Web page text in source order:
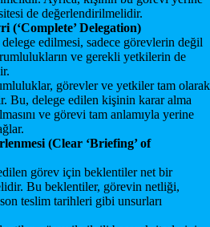
de değerlendirilmelidir.
(‘Complete’ Delegation)
edilmesi, sadece görevlerin değil
ve gerekli yetkilerin de
görevler ve yetkiler tam olarak
Bu, delege edilen kişinin karar alma
ve görevi tam anlamıyla yerine
(Clear ‘Briefing’ of
görev için beklentiler net bir
Bu beklentiler, görevin netliği,
teslim tarihleri gibi unsurları